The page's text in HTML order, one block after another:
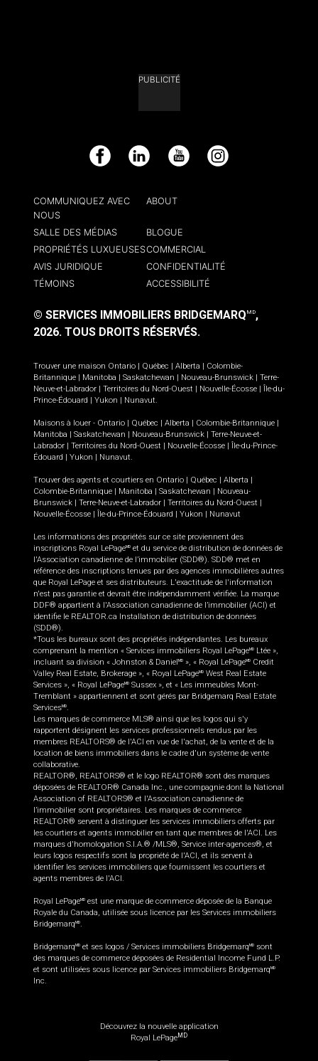
PUBLICITÉ
Facebook LinkedIn YouTube Instagram
COMMUNIQUEZ AVEC
NOUS
ABOUT
SALLE DES MÉDIAS
BLOGUE
PROPRIÉTÉS LUXUEUSESCOMMERCIAL
AVIS JURIDIQUE
CONFIDENTIALITÉ
TÉMOINS
ACCESSIBILITÉ
© SERVICES IMMOBILIERS BRIDGEMARQ MD,
2026. TOUS DROITS RÉSERVÉS.
Trouver une maison Ontario Québec Alberta
Colombie-
Britannique
Manitoba Saskatchewan Nouveau-Brunswick
Terre-
Neuve-et-Labrador
Territoires du Nord-Ouest Nouvelle-Écosse
Île-du-
Prince-Édouard
Yukon Nunavut.
Maisons à louer - Ontario Québec Alberta Colombie-Britannique
Manitoba
Saskatchewan Nouveau-Brunswick
Terre-Neuve-et-
Labrador
Territoires du Nord-Ouest Nouvelle-Écosse
Île-du-Prince-
Édouard
Yukon Nunavut.
Trouver des agents et courtiers en Ontario Québec Alberta
Colombie-Britannique
Manitoba Saskatchewan
Nouveau-
Brunswick
Terre-Neuve-et-Labrador Territoires du Nord-Ouest
Nouvelle-Écosse
Île-du-Prince-Édouard Yukon Nunavut
Les informations des propriétés sur ce site proviennent des
inscriptions Royal LePageMD et du service de distribution de données de
l'Association canadienne de l’immobilier (SDD®). SDD® met en
référence des inscriptions tenues par des agences immobilières autres
que Royal LePage et ses distributeurs. L'exactitude de l'information
n'est pas garantie et devrait être indépendamment vérifiée. La marque
DDF® appartient à l'Association canadienne de l’immobilier (ACI) et
identifie le REALTOR.ca Installation de distribution de données
(SDD®).
*Tous les bureaux sont des propriétés indépendantes. Les bureaux
comprenant la mention « Services immobiliers Royal LePageMD
Ltée »,
incluant sa division « Johnston & Daniel MD », « Royal LePageMD
Credit
Valley Real Estate, Brokerage », « Royal LePageMD West Real Estate
Services », « Royal LePageMD Sussex », et « Les immeubles Mont-
Tremblant » appartiennent et sont gérés par Bridgemarq Real Estate
ServicesMD.
Les marques de commerce MLS® ainsi que les logos qui s'y
rapportent désignent les services professionnels rendus par les
membres REALTORS® de l'ACI en vue de l'achat, de la vente et de la
location de biens immobiliers dans le cadre d'un système de vente
collaborative.
REALTOR®, REALTORS® et le logo REALTOR® sont des marques
déposées de REALTOR® Canada Inc., une compagnie dont la National
Association of REALTORS® et l'Association canadienne de
l’immobilier sont propriétaires. Les marques de commerce
REALTOR® servent à distinguer les services immobiliers offerts par
les courtiers et agents immobilier en tant que membres de l'ACI. Les
marques d'homologation S.I.A.® /MLS®, Service inter-agences®, et
leurs logos respectifs sont la propriété de l'ACI, et ils servent à
identifier les services immobiliers que fournissent les courtiers et
agents membres de l'ACI.
Royal LePageMD est une marque de commerce déposée de la Banque
Royale du Canada, utilisée sous licence par les Services immobiliers
BridgemarqMD.
BridgemarqMD et ses logos / Services immobiliers BridgemarqMD
sont
des marques de commerce déposées de Residential Income Fund L.P.
et sont utilisées sous licence par Services immobiliers BridgemarqMD
Inc.
Découvrez la nouvelle application
Royal LePageMD